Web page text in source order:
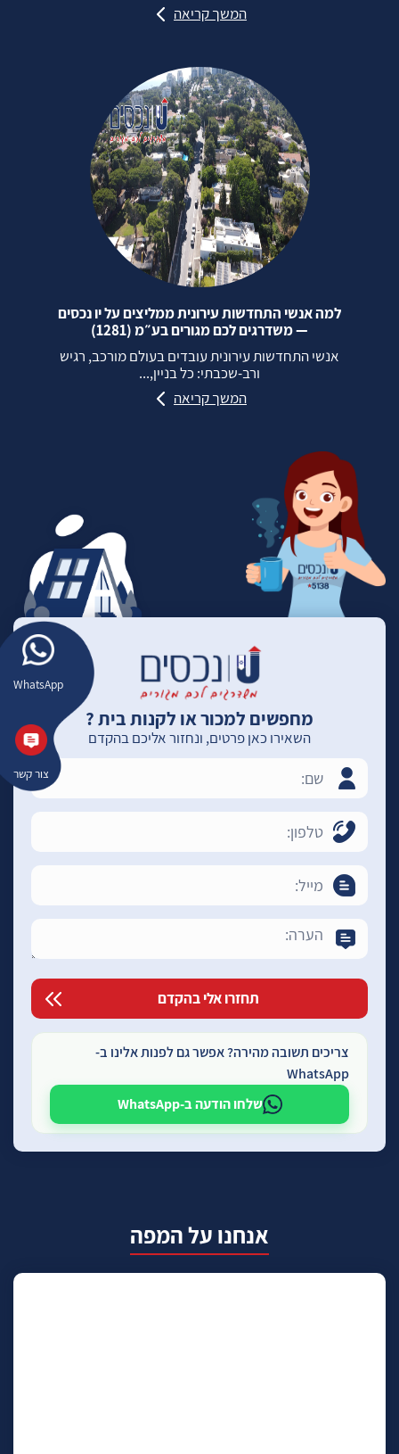
WhatsApp
צור קשר
המשך קריאה
למה אנשי התחדשות עירונית ממליצים על יו נכסים
— משדרגים לכם מגורים בע״מ (1281)
אנשי התחדשות עירונית עובדים בעולם מורכב, רגיש
ורב‑שכבתי: כל בניין,...
המשך קריאה
מחפשים למכור או לקנות בית ?
השאירו כאן פרטים, ונחזור אליכם בהקדם
צריכים תשובה מהירה? אפשר גם לפנות אלינו ב-
WhatsApp
שלחו הודעה ב-WhatsApp
אנחנו על המפה